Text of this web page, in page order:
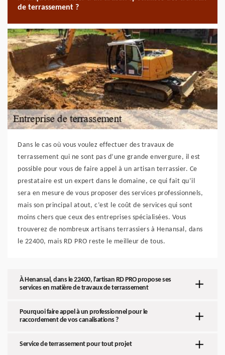
de terrassement ?
Dans le cas où vous voulez effectuer des travaux de
terrassement qui ne sont pas d’une grande envergure, il est
possible pour vous de faire appel à un artisan terrassier. Ce
prestataire est un expert dans le domaine, ce qui fait qu’il
sera en mesure de vous proposer des services professionnels,
mais son principal atout, c’est le coût de services qui sont
moins chers que ceux des entreprises spécialisées. Vous
trouverez de nombreux artisans terrassiers à Henansal, dans
le 22400, mais RD PRO reste le meilleur de tous.
À Henansal, dans le 22400, l’artisan RD PRO propose ses
services en matière de travaux de terrassement
Pourquoi faire appel à un professionnel pour le
raccordement de vos canalisations ?
Service de terrassement pour tout projet